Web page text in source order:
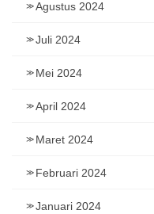
Agustus 2024
Juli 2024
Mei 2024
April 2024
Maret 2024
Februari 2024
Januari 2024